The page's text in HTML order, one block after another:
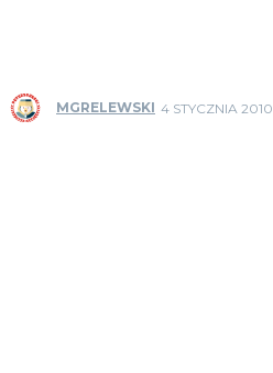
MGRELEWSKI 4 STYCZNIA 2010